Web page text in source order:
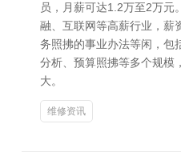
员，月薪可达1.2万至2万元
融、互联网等高薪行业，薪
务照拂的事业办法等闲，包
分析、预算照拂等多个规模
大。
维修资讯